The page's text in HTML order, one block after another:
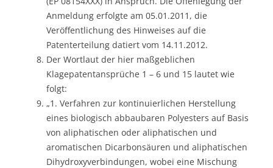
Anmeldung erfolgte am 05.01.2011, die
Veröffentlichung des Hinweises auf die
Patenterteilung datiert vom 14.11.2012.
Der Wortlaut der hier maßgeblichen
Klagepatentansprüche 1 – 6 und 15 lautet wie
folgt:
„1. Verfahren zur kontinuierlichen Herstellung
eines biologisch abbaubaren Polyesters auf Basis
von aliphatischen oder aliphatischen und
aromatischen Dicarbonsäuren und aliphatischen
Dihydroxyverbindungen, wobei eine Mischung